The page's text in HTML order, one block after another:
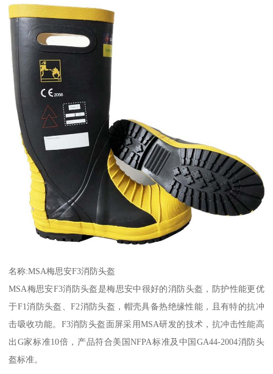
名称:MSA梅思安F3消防头盔
MSA梅思安F3消防头盔是梅思安中很好的消防头盔，防护性能更优
于F1消防头盔、F2消防头盔，帽壳具备热绝缘性能，且有特的抗冲
击吸收功能。F3消防头盔面屏采用MSA研发的技术，抗冲击性能高
出G家标准10倍，产品符合美国NFPA标准及中国GA44-2004消防头
盔标准。